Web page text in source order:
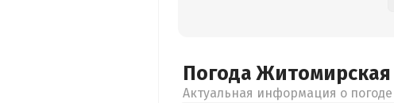
Погода Житомирская
Актуальная информация о